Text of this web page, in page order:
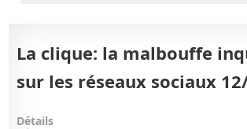
La clique: la malbouffe
sur les réseaux sociaux
Détails